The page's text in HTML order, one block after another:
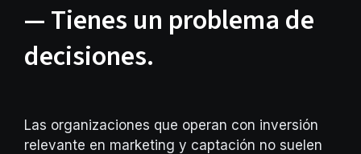
— Tienes un problema de
decisiones.
Las organizaciones que operan con inversión
relevante en marketing y captación no suelen